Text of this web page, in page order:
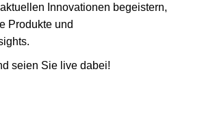
Innovationen begeistern,
Produkte und
seien Sie live dabei!